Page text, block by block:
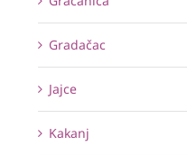
Gradačac
Jajce
Kakanj